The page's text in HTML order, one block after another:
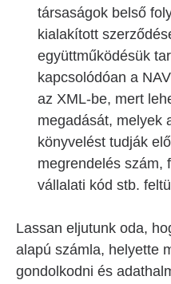
társaságok belső
kialakított
együttműködésük
kapcsolódóan a
az XML-be, mert
megadását, melyek
könyvelést tudják
megrendelés szám,
vállalati kód stb.
Lassan eljutunk oda,
alapú számla, helyette
gondolkodni és